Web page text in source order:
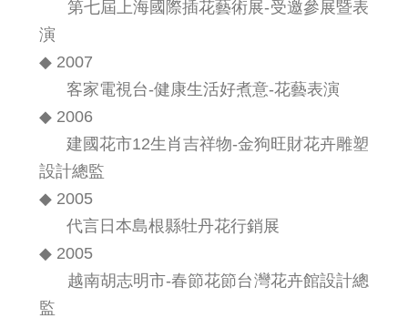
第七屆上海國際插花藝術展-受邀參展暨表
演
◆ 2007
客家電視台-健康生活好煮意-花藝表演
◆ 2006
建國花市12生肖吉祥物-金狗旺財花卉雕塑
設計總監
◆ 2005
代言日本島根縣牡丹花行銷展
◆ 2005
越南胡志明市-春節花節台灣花卉館設計總
監